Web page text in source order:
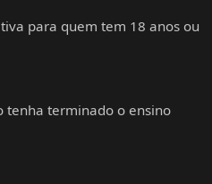
para quem tem 18 anos ou
tenha terminado o ensino